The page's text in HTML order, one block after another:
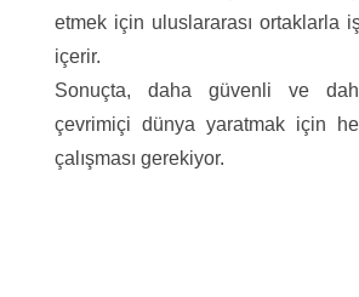
etmek için uluslararası ortaklarla
içerir.
Sonuçta, daha güvenli ve
çevrimiçi dünya yaratmak için
çalışması gerekiyor.